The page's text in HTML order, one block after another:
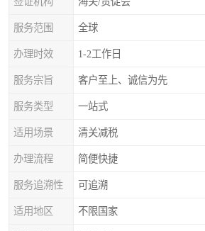
服务范围 全球
办理时效 1-2工作日
服务宗旨 客户至上、诚信为先
服务类型 一站式
适用场景 清关减税
办理流程 简便快捷
服务追溯性 可追溯
适用地区 不限国家